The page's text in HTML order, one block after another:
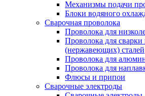
Механизмы подачи
Блоки водяного
Сварочная проволока
Проволока для
Проволока для
(нержавеющих) сталей
Проволока для
Проволока для
Флюсы и припои
Сварочные электроды